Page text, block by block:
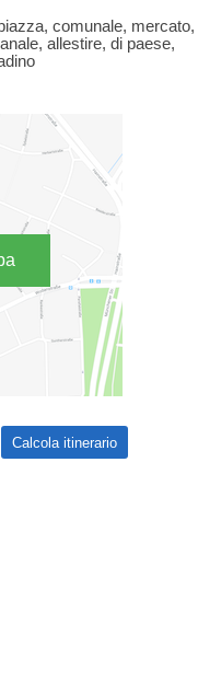
comunale, mercato,
allestire, di paese,